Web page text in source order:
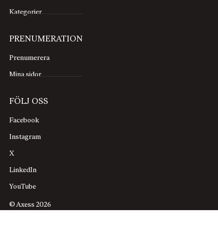
Kategorier
PRENUMERATION
Prenumerera
Mina sidor
FÖLJ OSS
Facebook
Instagram
X
LinkedIn
YouTube
© Axess 2026